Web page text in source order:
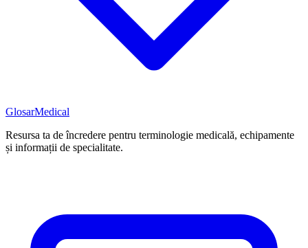
GlosarMedical
Resursa ta de încredere pentru terminologie medicală, echipamente
și informații de specialitate.